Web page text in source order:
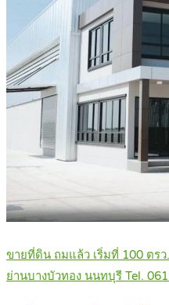
ขายที่ดิน ถมแล้ว เริ่มที่ 100 ตร
ย่านบางบัวทอง นนทบุรี Tel.